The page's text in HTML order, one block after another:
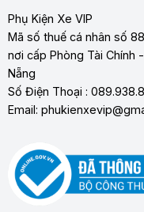
Phụ Kiện Xe VIP
Mã số thuế cá nhân số
nơi cấp Phòng Tài Chính
Nẵng
Số Điện Thoại :
Email: